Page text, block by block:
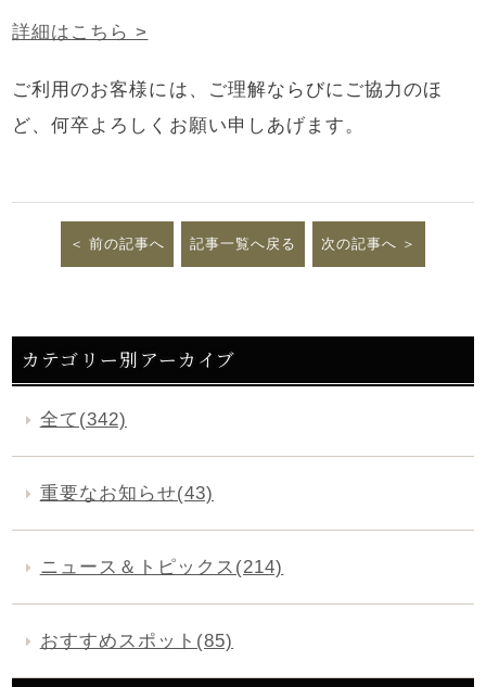
詳細はこちら >
ご利用のお客様には、ご理解ならびにご協力のほ
ど、何卒よろしくお願い申しあげます。
前の記事へ 記事一覧へ戻る 次の記事へ
カテゴリー別アーカイブ
全て(342)
重要なお知らせ(43)
ニュース＆トピックス(214)
おすすめスポット(85)